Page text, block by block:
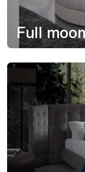
Full moon